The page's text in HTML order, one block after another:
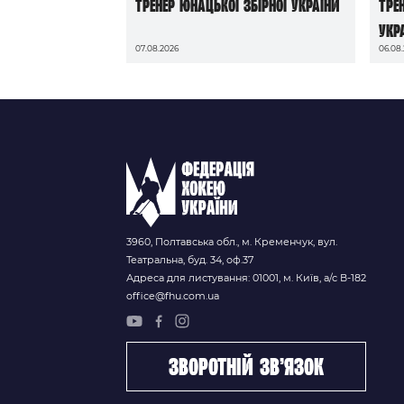
тренер юнацької збірної України
07.08.2026
3960, Полтавська обл., м. Кременчук, вул.
Театральна, буд. 34, оф.37
Адреса для листування: 01001, м. Київ, а/с В-182
office@fhu.com.ua
зворотній зв’язок